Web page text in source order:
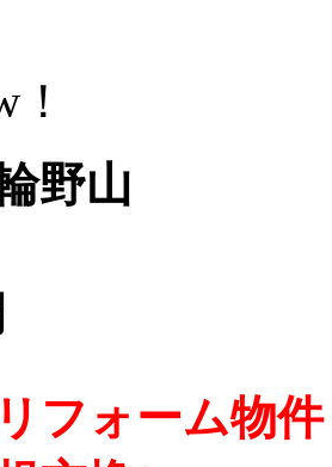
野山
フォーム物件